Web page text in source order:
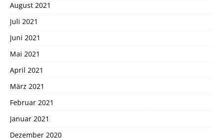
August 2021
Juli 2021
Juni 2021
Mai 2021
April 2021
März 2021
Februar 2021
Januar 2021
Dezember 2020